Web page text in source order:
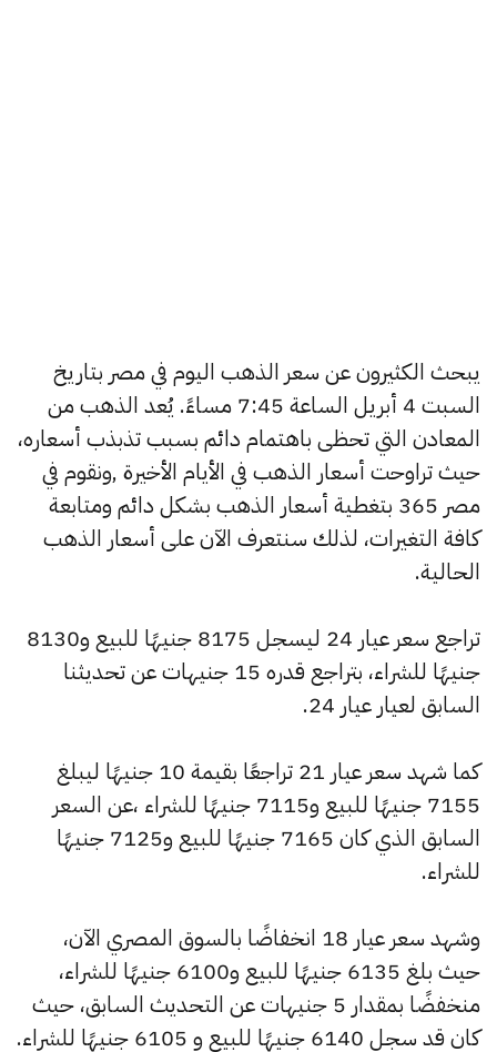
يبحث الكثيرون عن سعر الذهب اليوم في مصر بتاريخ
السبت 4 أبريل الساعة 7:45 مساءً. يُعد الذهب من
المعادن التي تحظى باهتمام دائم بسبب تذبذب أسعاره،
حيث تراوحت أسعار الذهب في الأيام الأخيرة ,ونقوم في
مصر 365 بتغطية أسعار الذهب بشكل دائم ومتابعة
كافة التغيرات، لذلك سنتعرف الآن على أسعار الذهب
الحالية.
تراجع سعر عيار 24 ليسجل 8175 جنيهًا للبيع و8130
جنيهًا للشراء، بتراجع قدره 15 جنيهات عن تحديثنا
السابق لعيار عيار 24.
كما شهد سعر عيار 21 تراجعًا بقيمة 10 جنيهًا ليبلغ
7155 جنيهًا للبيع و7115 جنيهًا للشراء ،عن السعر
السابق الذي كان 7165 جنيهًا للبيع و7125 جنيهًا
للشراء.
وشهد سعر عيار 18 انخفاضًا بالسوق المصري الآن،
حيث بلغ 6135 جنيهًا للبيع و6100 جنيهًا للشراء،
منخفضًا بمقدار 5 جنيهات عن التحديث السابق، حيث
كان قد سجل 6140 جنيهًا للبيع و 6105 جنيهًا للشراء.